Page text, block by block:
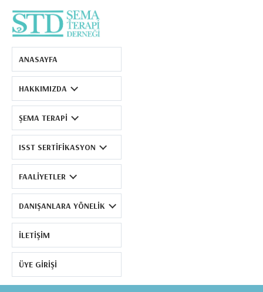
Şema Terapi Derneği
ANASAYFA
HAKKIMIZDA
ŞEMA TERAPI
ISST SERTIFIKASYON
FAALIYETLER
DANIŞANLARA YÖNELIK
İLETIŞIM
ÜYE GIRIŞI